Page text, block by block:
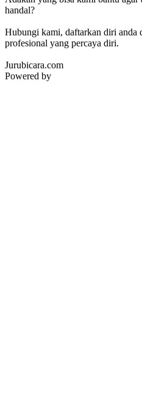
handal?
Hubungi kami, daftarkan diri anda
profesional yang percaya diri.
Jurubicara.com
Powered by